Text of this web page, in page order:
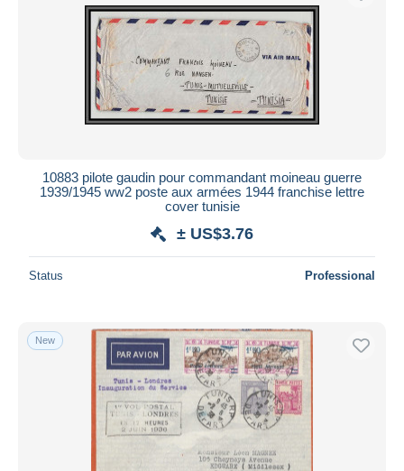
10883 pilote gaudin pour commandant moineau guerre
1939/1945 ww2 poste aux armées 1944 franchise lettre
cover tunisie
± US$3.76
Status Professional
New